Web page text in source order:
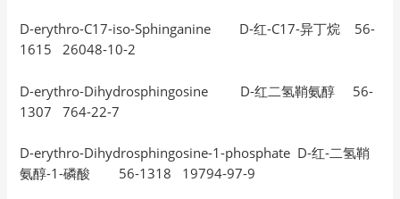
D-erythro-C17-iso-Sphinganine D-红-C17-异丁烷 56-
1615 26048-10-2
D-erythro-Dihydrosphingosine D-红二氢鞘氨醇 56-
1307 764-22-7
D-erythro-Dihydrosphingosine-1-phosphate D-红-二氢鞘
氨醇-1-磷酸 56-1318 19794-97-9